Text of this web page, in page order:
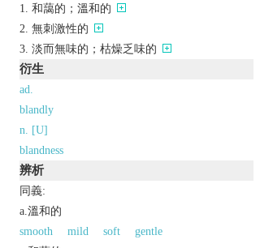
和藹的；溫和的
無刺激性的
淡而無味的；枯燥乏味的
衍生
ad.
blandly
n. [U]
blandness
辨析
同義:
a.溫和的
smooth
mild soft
gentle